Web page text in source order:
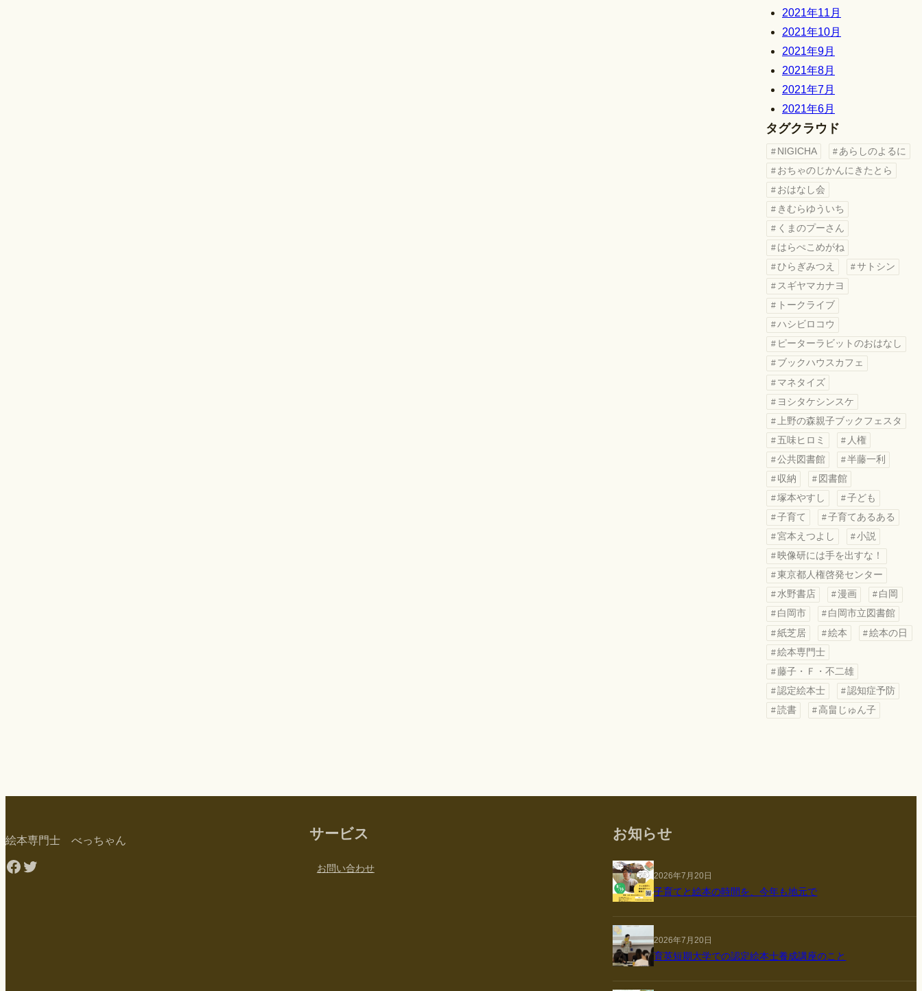
2021年11月
2021年10月
2021年9月
2021年8月
2021年7月
2021年6月
タグクラウド
NIGICHA
あらしのよるに
おちゃのじかんにきたとら
おはなし会
きむらゆういち
くまのプーさん
はらぺこめがね
ひらぎみつえ
サトシン
スギヤマカナヨ
トークライブ
ハシビロコウ
ピーターラビットのおはなし
ブックハウスカフェ
マネタイズ
ヨシタケシンスケ
上野の森親子ブックフェスタ
五味ヒロミ
人権
公共図書館
半藤一利
収納
図書館
塚本やすし
子ども
子育て
子育てあるある
宮本えつよし
小説
映像研には手を出すな！
東京都人権啓発センター
水野書店
漫画
白岡
白岡市
白岡市立図書館
紙芝居
絵本
絵本の日
絵本専門士
藤子・Ｆ・不二雄
認定絵本士
認知症予防
読書
高畠じゅん子
絵本専門士 べっちゃん
Facebook
Twitter
サービス
お問い合わせ
お知らせ
2026年7月20日
子育てと絵本の時間を、今年も地元で
2026年7月20日
育英短期大学での認定絵本士養成講座のこと